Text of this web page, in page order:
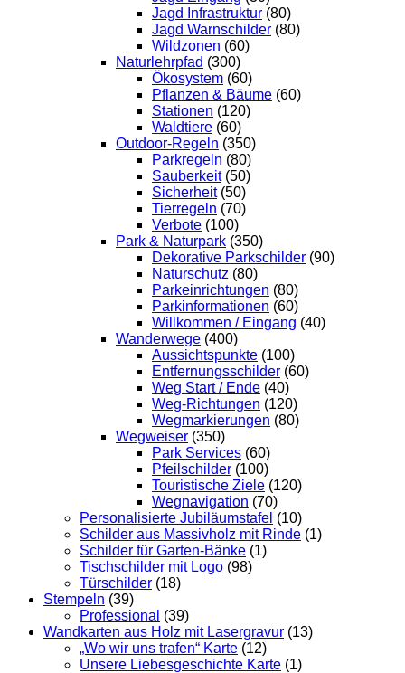
Jagd Infrastruktur (80)
Jagd Warnschilder (80)
Wildzonen (60)
Naturlehrpfad (300)
Ökosystem (60)
Pflanzen & Bäume (60)
Stationen (120)
Waldtiere (60)
Outdoor-Regeln (350)
Parkregeln (80)
Sauberkeit (50)
Sicherheit (50)
Tierregeln (70)
Verbote (100)
Park & Naturpark (350)
Dekorative Parkschilder (90)
Naturschutz (80)
Parkeinrichtungen (80)
Parkinformationen (60)
Willkommen / Eingang (40)
Wanderwege (400)
Aussichtspunkte (100)
Entfernungsschilder (60)
Weg Start / Ende (40)
Weg-Richtungen (120)
Wegmarkierungen (80)
Wegweiser (350)
Park Services (60)
Pfeilschilder (100)
Touristische Ziele (120)
Wegnavigation (70)
Personalisierte Jubiläumstafel (10)
Schilder aus Massivholz mit Rinde (1)
Schilder für Garten-Bänke (1)
Tischschilder mit Logo (98)
Türschilder (18)
Stempeln (39)
Professional (39)
Wandkarten aus Holz mit Lasergravur (13)
„Wo wir uns trafen“ Karte (12)
Unsere Liebesgeschichte Karte (1)